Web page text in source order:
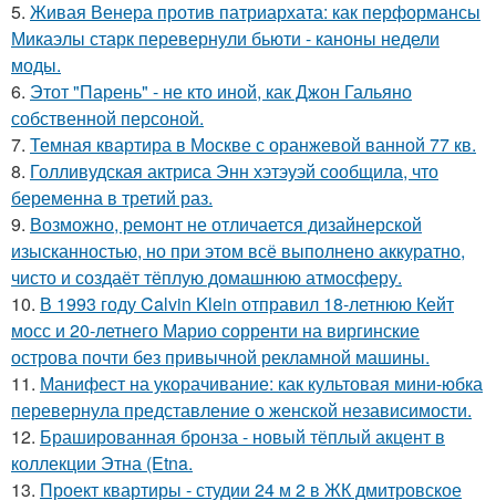
5. Живая Венера против патриархата: как перформансы
Микаэлы старк перевернули бьюти - каноны недели
моды.
6. Этот "Парень" - не кто иной, как Джон Гальяно
собственной персоной.
7. Темная квартира в Москве с оранжевой ванной 77 кв.
8. Голливудская актриса Энн хэтэуэй сообщила, что
беременна в третий раз.
9. Возможно, ремонт не отличается дизайнерской
изысканностью, но при этом всё выполнено аккуратно,
чисто и создаёт тёплую домашнюю атмосферу.
10. В 1993 году Calvin Klein отправил 18-летнюю Кейт
мосс и 20-летнего Марио сорренти на виргинские
острова почти без привычной рекламной машины.
11. Манифест на укорачивание: как культовая мини-юбка
перевернула представление о женской независимости.
12. Брашированная бронза - новый тёплый акцент в
коллекции Этна (Etna.
13. Проект квартиры - студии 24 м 2 в ЖК дмитровское